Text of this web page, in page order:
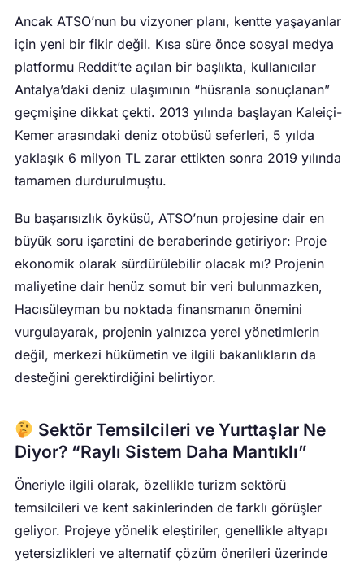
Ancak ATSO’nun bu vizyoner planı, kentte yaşayanlar
için yeni bir fikir değil. Kısa süre önce sosyal medya
platformu Reddit’te açılan bir başlıkta, kullanıcılar
Antalya’daki deniz ulaşımının “hüsranla sonuçlanan”
geçmişine dikkat çekti. 2013 yılında başlayan Kaleiçi-
Kemer arasındaki deniz otobüsü seferleri, 5 yılda
yaklaşık 6 milyon TL zarar ettikten sonra 2019 yılında
tamamen durdurulmuştu.
Bu başarısızlık öyküsü, ATSO’nun projesine dair en
büyük soru işaretini de beraberinde getiriyor: Proje
ekonomik olarak sürdürülebilir olacak mı? Projenin
maliyetine dair henüz somut bir veri bulunmazken,
Hacısüleyman bu noktada finansmanın önemini
vurgulayarak, projenin yalnızca yerel yönetimlerin
değil, merkezi hükümetin ve ilgili bakanlıkların da
desteğini gerektirdiğini belirtiyor.
Sektör Temsilcileri ve Yurttaşlar Ne
Diyor? “Raylı Sistem Daha Mantıklı”
Öneriyle ilgili olarak, özellikle turizm sektörü
temsilcileri ve kent sakinlerinden de farklı görüşler
geliyor. Projeye yönelik eleştiriler, genellikle altyapı
yetersizlikleri ve alternatif çözüm önerileri üzerinde